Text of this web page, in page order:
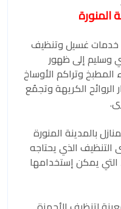
المنورة
غسيل وتنظيف
وسليم إلى ظهور
وتراكم الأوساخ
الروائح الكريهة وتجمُع
بالمدينة المنورة
الذي يحتاجه
التي يمكن إستخدامها